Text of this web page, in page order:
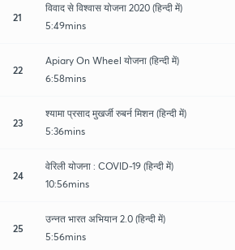
21
विवाद से विश्वास योजना 2020 (हिन्दी में)
5:49mins
22
Apiary On Wheel योजना (हिन्दी में)
6:58mins
23
श्यामा प्रसाद मुखर्जी रुबर्न मिशन (हिन्दी में)
5:36mins
24
वेरिली योजना : COVID-19 (हिन्दी में)
10:56mins
25
उन्नत भारत अभियान 2.0 (हिन्दी में)
5:56mins